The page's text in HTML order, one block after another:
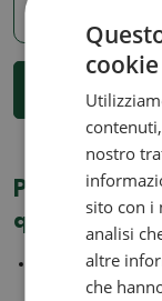
7.85 €
Vedi di più 18
Perché
qui?
Abbiamo
dimensioni
cookie
nostro
sito con i
analisi
altre
che